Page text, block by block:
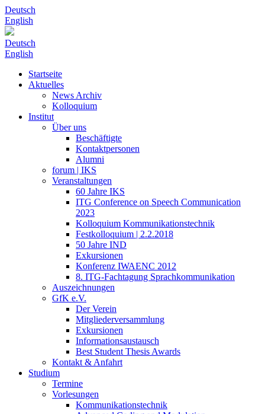
Deutsch
English
Deutsch
English
Startseite
Aktuelles
News Archiv
Kolloquium
Institut
Über uns
Beschäftigte
Kontaktpersonen
Alumni
forum | IKS
Veranstaltungen
60 Jahre IKS
ITG Conference on Speech Communication
2023
Kolloquium Kommunikationstechnik
Festkolloquium | 2.2.2018
50 Jahre IND
Exkursionen
Konferenz IWAENC 2012
8. ITG-Fachtagung Sprachkommunikation
Auszeichnungen
GfK e.V.
Der Verein
Mitgliederversammlung
Exkursionen
Informationsaustausch
Best Student Thesis Awards
Kontakt & Anfahrt
Studium
Termine
Vorlesungen
Kommunikationstechnik